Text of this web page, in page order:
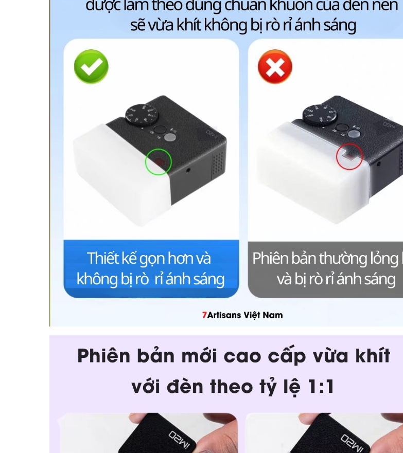
160,000 đ ~ 945,000 đ
Không Bị Hở Sáng
50,000 đ ~ 120,000 đ
Hãng
399,000 đ ~ 879,000 đ